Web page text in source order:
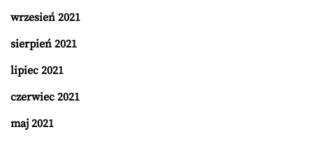
wrzesień 2021
sierpień 2021
lipiec 2021
czerwiec 2021
maj 2021